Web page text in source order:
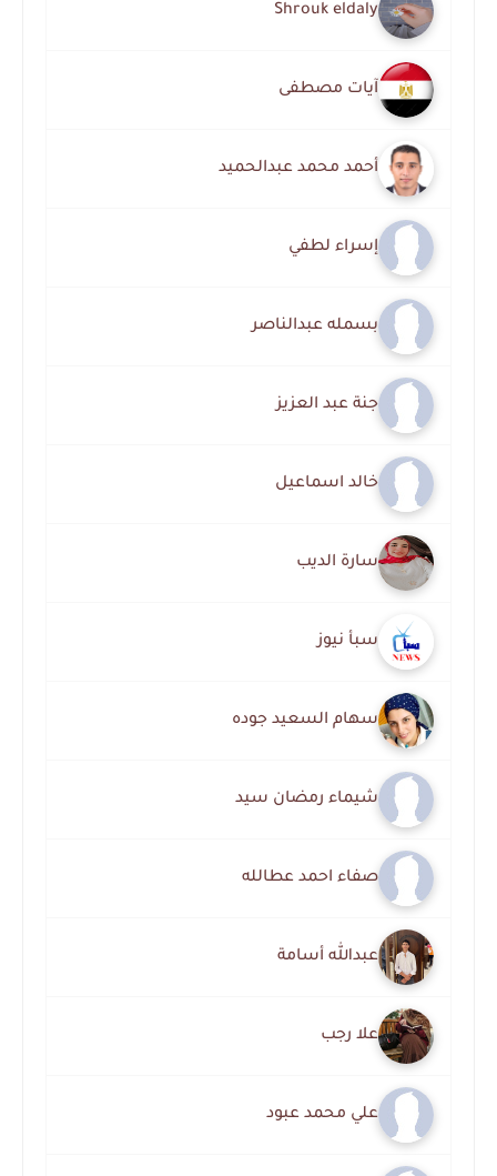
Shrouk eldaly
آيات مصطفى
أحمد محمد عبدالحميد
إسراء لطفي
بسمله عبدالناصر
جنة عبد العزيز
خالد اسماعيل
سارة الديب
سبأ نيوز
سهام السعيد جوده
شيماء رمضان سيد
صفاء احمد عطالله
عبدالله أسامة
علا رجب
علي محمد عبود